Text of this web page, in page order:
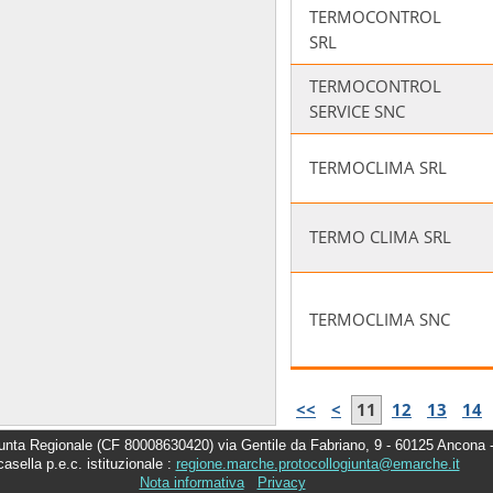
TERMOCONTROL
SRL
TERMOCONTROL
SERVICE SNC
TERMOCLIMA SRL
TERMO CLIMA SRL
TERMOCLIMA SNC
<< < 11 12 13 14
Regionale (CF 80008630420) via Gentile da Fabriano, 9 - 60125 Ancona
p.e.c. istituzionale : regione.marche.protocollogiunta@emarche.it
Nota informativa
Privacy